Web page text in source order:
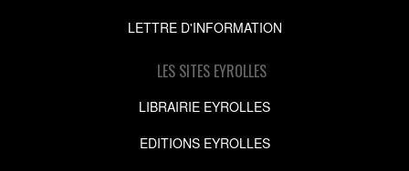
LETTRE D'INFORMATION
LES SITES EYROLLES
LIBRAIRIE EYROLLES
EDITIONS EYROLLES